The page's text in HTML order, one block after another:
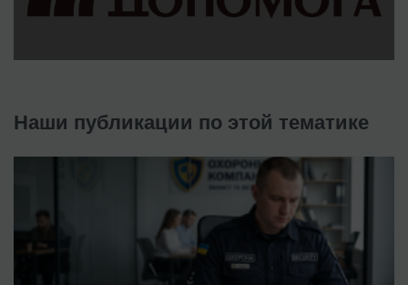
Наши публикации по этой тематике